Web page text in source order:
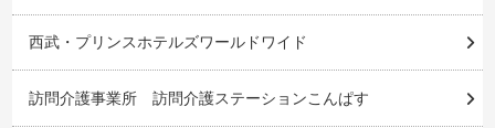
西武・プリンスホテルズワールドワイド
訪問介護事業所 訪問介護ステーションこんぱす